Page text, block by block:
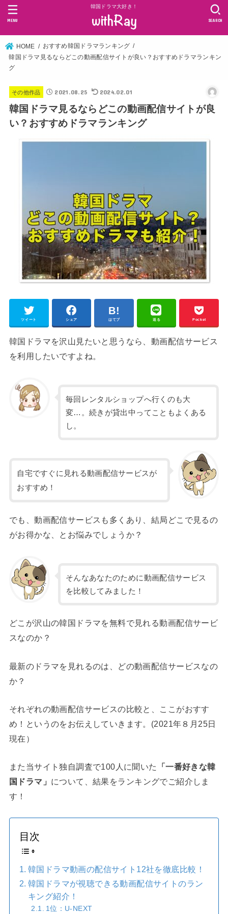
韓国ドラマ大好き！
SEARCH
MENU
HOME
おすすめ韓国ドラマランキング
韓国ドラマ見るならどこの動画配信サイトが良い？おすすめドラマランキン
グ
その他作品 2021.08.25 2024.02.01
韓国ドラマ見るならどこの動画配信サイトが良
い？おすすめドラマランキング
ツイート シェア はてブ 送る Pocket
韓国ドラマを沢山見たいと思うなら、動画配信サービス
を利用したいですよね。
毎回レンタルショップへ行くのも大
変…。続きが貸出中ってこともよくある
し。
自宅ですぐに見れる動画配信サービスが
おすすめ！
でも、動画配信サービスも多くあり、結局どこで見るの
がお得かな、とお悩みでしょうか？
そんなあなたのために動画配信サービス
を比較してみました！
どこが沢山の韓国ドラマを無料で見れる動画配信サービ
スなのか？
最新のドラマを見れるのは、どの動画配信サービスなの
か？
それぞれの動画配信サービスの比較と、ここがおすす
め！というのをお伝えしていきます。(2021年８月25日
現在）
また当サイト独自調査で100人に聞いた
「一番好きな韓
国ドラマ」 について、結果をランキングでご紹介しま
す！
目次
韓国ドラマ動画の配信サイト12社を徹底比較！
韓国ドラマが視聴できる動画配信サイトのラン
キング紹介！
1位：U-NEXT